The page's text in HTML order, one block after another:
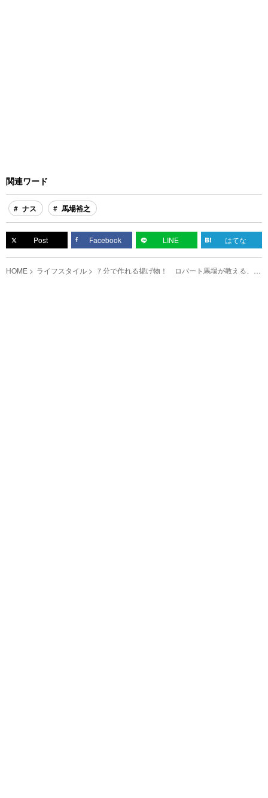
関連ワード
ナス 馬場裕之
Post Facebook LINE はてな
HOME ライフスタイル ７分で作れる揚げ物！ ロバート馬場が教える、秒
でなくなる『カリカリなす』が爆速激ウマすぎた